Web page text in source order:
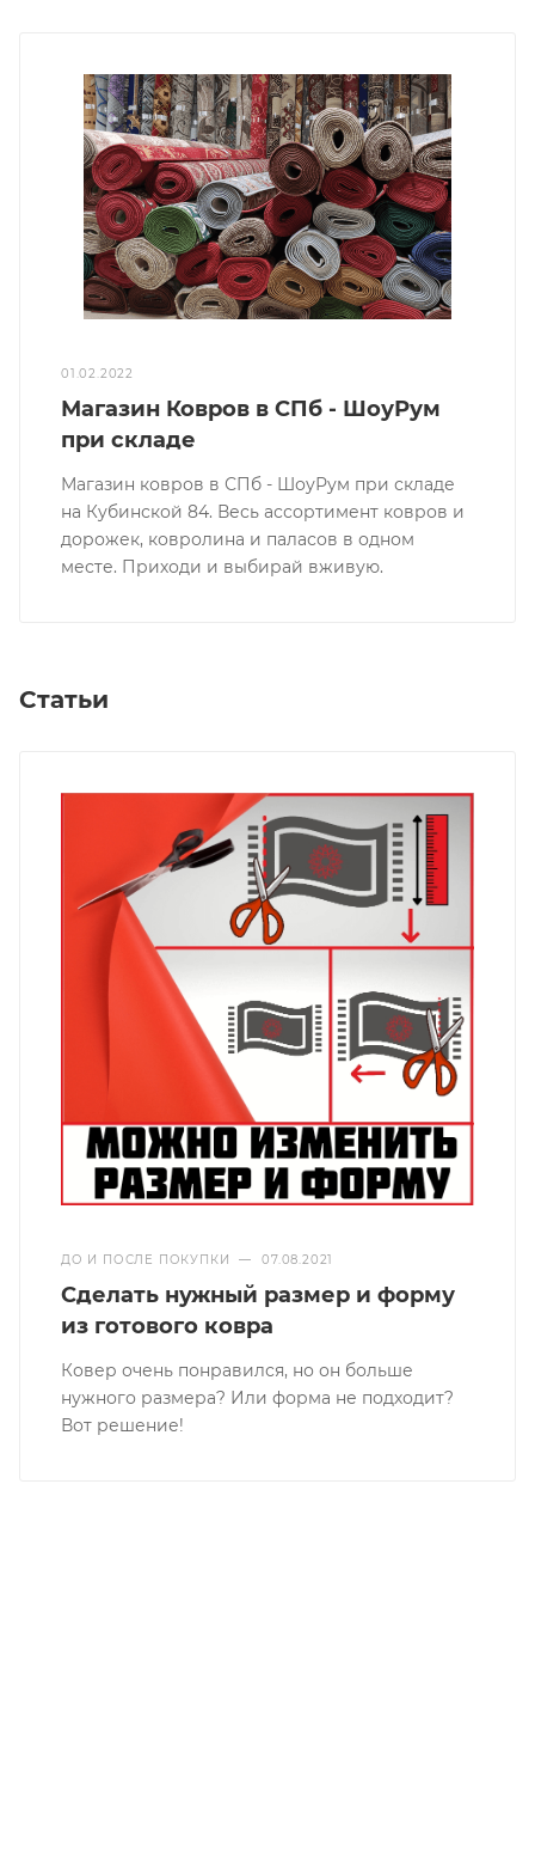
01.02.2022
Магазин Ковров в СПб - ШоуРум
при складе
Магазин ковров в СПб - ШоуРум при складе
на Кубинской 84. Весь ассортимент ковров и
дорожек, ковролина и паласов в одном
месте. Приходи и выбирай вживую.
Статьи
ДО И ПОСЛЕ ПОКУПКИ — 07.08.2021
Сделать нужный размер и форму
из готового ковра
Ковер очень понравился, но он больше
нужного размера? Или форма не подходит?
Вот решение!